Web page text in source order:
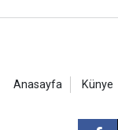
Anasayfa Künye